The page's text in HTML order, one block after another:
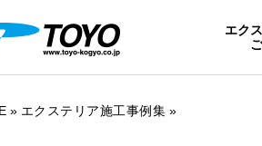
エク
エクステリア施工事例集